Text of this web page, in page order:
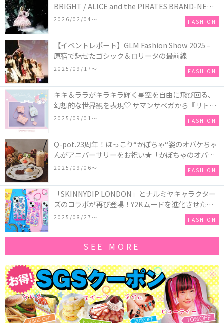
BRIGHT / ALICE and the PIRATES BRAND-NEW
COLLECTION in TOKYO
2026/02/04〜 FASHION
【イベントレポート】GLM Fashion Show 2025 –
原宿で魅せたゴシック＆ロリータの最前線
2025/09/17〜 FASHION
キキ＆ララがキラキラ輝く星空を自由に飛び回る、
幻想的な世界観を表現♡ サマンサベガから『リトル
ツインスターズ』50周年アニバーサリーイヤー』を
2025/09/01〜 FASHION
Q-pot.23周年！ほっこり“かぼちゃ“姿のオバケちゃ
んがアニバーサリーをお祝い★「かぼちゃのオバケ
ーキアクセサリー」が新発売！Q-pot CAFE.では
「かぼちゃのオバケーキプレート」も登場
2025/09/06〜 FASHION
「SKINNYDIP LONDON」とナルミヤキャラクター
ズのコラボが再び登場！Y2Kムードを進化させた新
作コレクションを発売♪
2025/08/27〜 FASHION
SEE MORE